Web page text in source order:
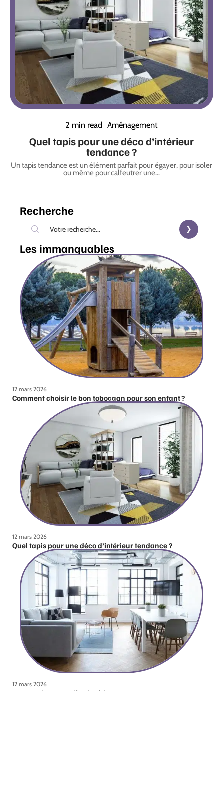
2 min read Aménagement
Quel tapis pour une déco d’intérieur
tendance ?
Un tapis tendance est un élément parfait pour égayer, pour isoler
ou même pour calfeutrer une…
Recherche
Les immanquables
12 mars 2026
Comment choisir le bon toboggan pour son enfant ?
12 mars 2026
Quel tapis pour une déco d’intérieur tendance ?
12 mars 2026
Pourquoi une verrière intérieure ?